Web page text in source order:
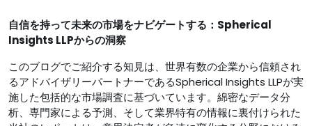
自信を持って未来の市場をナビゲートする：Spherical
Insights LLPからの洞察
このブログでご紹介する知見は、世界有数の企業から信頼され
るアドバイザリーパートナーであるSpherical Insights LLPが実
施した包括的な市場調査に基づいています。綿密なデータ分
析、専門家による予測、そして業界特有の情報に裏付けられた